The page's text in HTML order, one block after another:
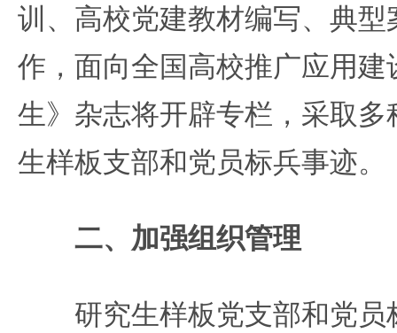
训、高校党建教材编写、典
作，面向全国高校推广应用
生》杂志将开辟专栏，采取
生样板支部和党员标兵事迹。
二、加强组织管理
研究生样板党支部和党员